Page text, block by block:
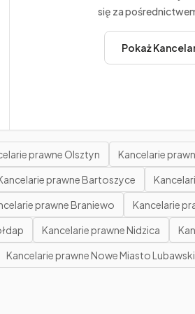
się za
Pokaż
prawne Olsztyn
Kancelarie
prawne Bartoszyce
prawne Braniewo
Kancelarie
Kancelarie prawne Nidzica
Kancelarie prawne Nowe Miasto